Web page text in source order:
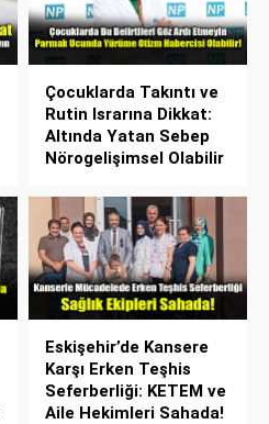
Çocuklarda Takıntı ve
Rutin Israrına Dikkat:
Altında Yatan Sebep
Nörogelişimsel Olabilir
Eskişehir’de Kansere
Karşı Erken Teşhis
Seferberliği: KETEM ve
Aile Hekimleri Sahada!